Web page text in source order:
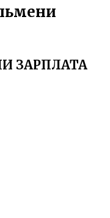
ЗАРПЛАТА